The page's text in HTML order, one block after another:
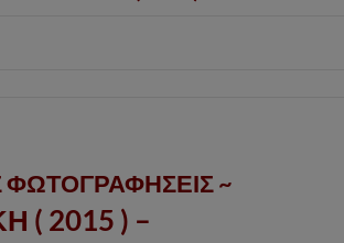
ΦΩΤΟΓΡΑΦΗΣΕΙΣ ~
( 2015 ) –